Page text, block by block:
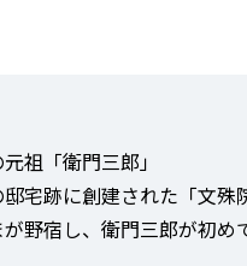
祖「衛門三郎」
宅跡に創建された「文殊
野宿し、衛門三郎が初め